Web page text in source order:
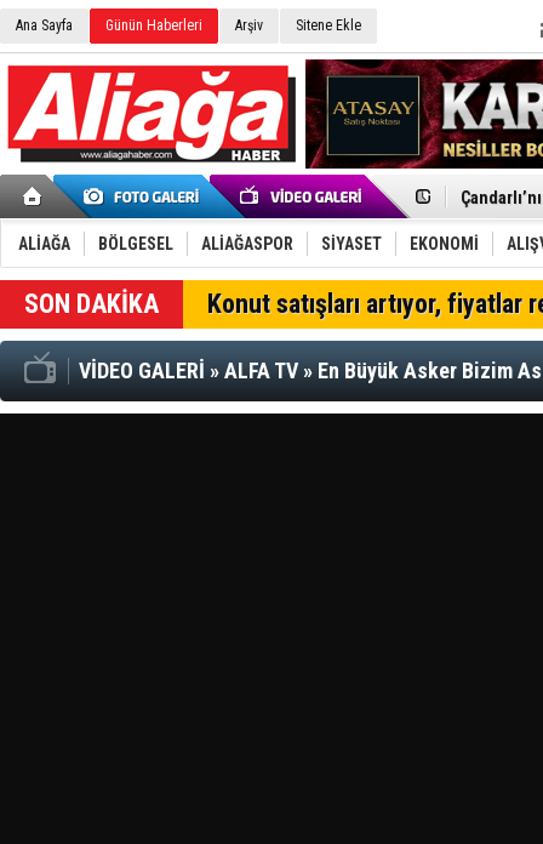
Ana Sayfa Günün Haberleri Arşiv Sitene Ekle
Menemen
Furkan
Chp
AK Parti
SOCAR
Trafiği
Alto,
Dikili'de
ALİAĞA BÖLGESEL ALİAĞASPOR SİYASET EKONOMİ
SON DAKİKA Konut satışları artıyor, fiyatlar
VİDEO GALERİ »ALFA TV» En Büyük Asker Bizim